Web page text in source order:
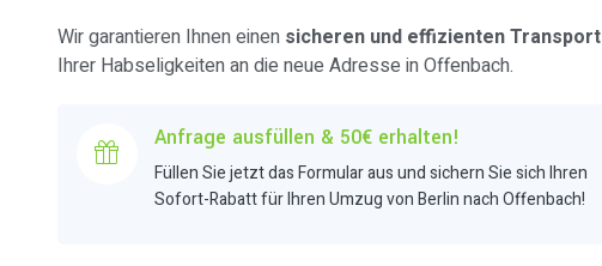
Wir garantieren Ihnen einen sicheren und effizienten Transport
Ihrer Habseligkeiten an die neue Adresse in Offenbach.
Anfrage ausfüllen & 50€ erhalten!
Füllen Sie jetzt das Formular aus und sichern Sie sich Ihren
Sofort-Rabatt für Ihren Umzug von Berlin nach Offenbach!